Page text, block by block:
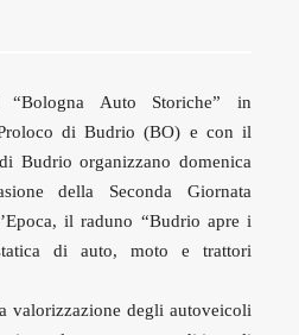
Auto Storiche” in
di Budrio (BO) e con il
Budrio organizzano domenica
della Seconda Giornata
il raduno “Budrio apre i
di auto, moto e trattori
valorizzazione degli autoveicoli